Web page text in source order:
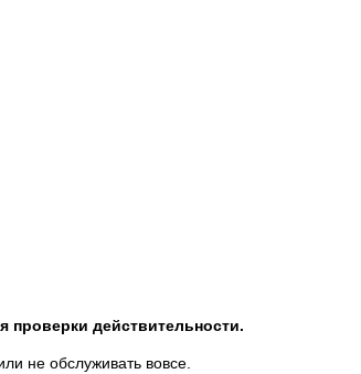
проверки действительности.
не обслуживать вовсе.